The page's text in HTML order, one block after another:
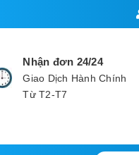
Nhận đơn 24/24
Giao Dịch Hành Chính
Từ T2-T7